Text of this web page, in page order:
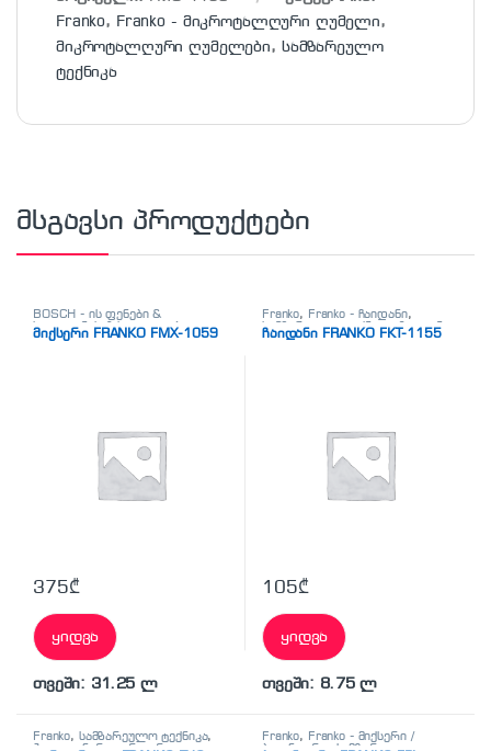
Franko, Franko - მიკროტალღური ღუმელი,
მიკროტალღური ღუმელები, სამზარეულო
ტექნიკა
მსგავსი პროდუქტები
BOSCH - ის ფენები &
სილიკონის პისტოლეტები,
Franko,Franko - მიქსერი /
მიქსერი FRANKO FMX-1059
375₾
ყიდვა
თვეში: 31.25 ლ
Franko, Franko - ჩაიდანი,
სამზარეულო ტექნიკა,ჩაიდანი
ჩაიდანი FRANKO FKT-1155
105₾
ყიდვა
თვეში: 8.75 ლ
Franko, სამზარეულო ტექნიკა,
Franko, Franko - მიქსერი /